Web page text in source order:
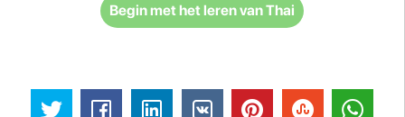
Begin met het leren van Thai